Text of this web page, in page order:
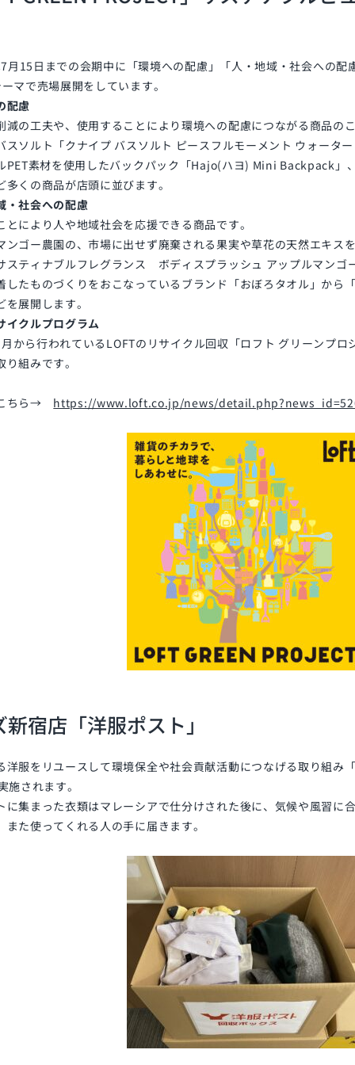
月15日までの会期中に「環境への配慮」「人・地域・社会への配
マで売場展開をしています。
配慮
減の工夫や、使用することにより環境への配慮につながる商品のこ
スソルト「クナイプ バスソルト ピースフルモーメント ウォータ
PET素材を使用したバックパック「Hajo(ハヨ) Mini Backpack」
多くの商品が店頭に並びます。
社会への配慮
とにより人や地域社会を応援できる商品です。
ンゴー農園の、市場に出せず廃棄される果実や草花の天然エキス
スティナブルフレグランス ボディスプラッシュ アップルマンゴ
したものづくりをおこなっているブランド「おぼろタオル」から
展開します。
クルプログラム
から行われているLOFTのリサイクル回収「ロフト グリーンプロ
組みです。
ちら→ https://www.loft.co.jp/news/
宿店「洋服ポスト」
洋服をリユースして環境保全や社会貢献活動につなげる取り組み
施されます。
に集まった衣類はマレーシアで仕分けされた後に、気候や風習に
また使ってくれる人の手に届きます。